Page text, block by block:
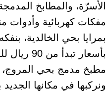
الأسرّة، والمطابخ
مفكات كهربائية وأدوات
بمرايا بحي الخالدية،
بأسعار
مطبخ مدمج بحي المروج،
ونركبها في مكانها الجديد